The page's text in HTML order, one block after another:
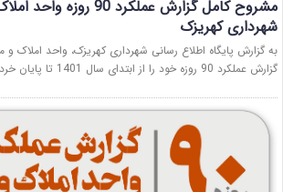
مشروح کامل گزارش عملکرد 90
شهرداری کهریزک
به گزارش پایگاه اطلاع رسانی شهرداری کهریزک، واحد املاک
گزارش عملکرد 90 روزه خود را از ابتدای سال 1401 تا پایان خردادماه 1401 به شرح ذیل